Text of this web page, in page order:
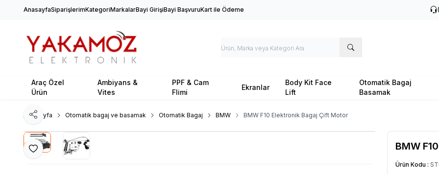
AnasayfaSiparişlerimKategoriMarkalarBayi GirişiBayi BaşvuruKart ile Ödeme
Araç Özel
Ürün
Ambiyans &
Vites
PPF & Cam
Flimi
Ekranlar
Body Kit Face
Lift
Otomatik Bagaj
Basamak
Ana Sayfa Otomatik bagaj ve basamak Otomatik Bagaj BMW BMW F10 Elektronik Bagaj Çift Motor
Favoriye Ekle
Paylaş
BMW
Ürün Kodu :